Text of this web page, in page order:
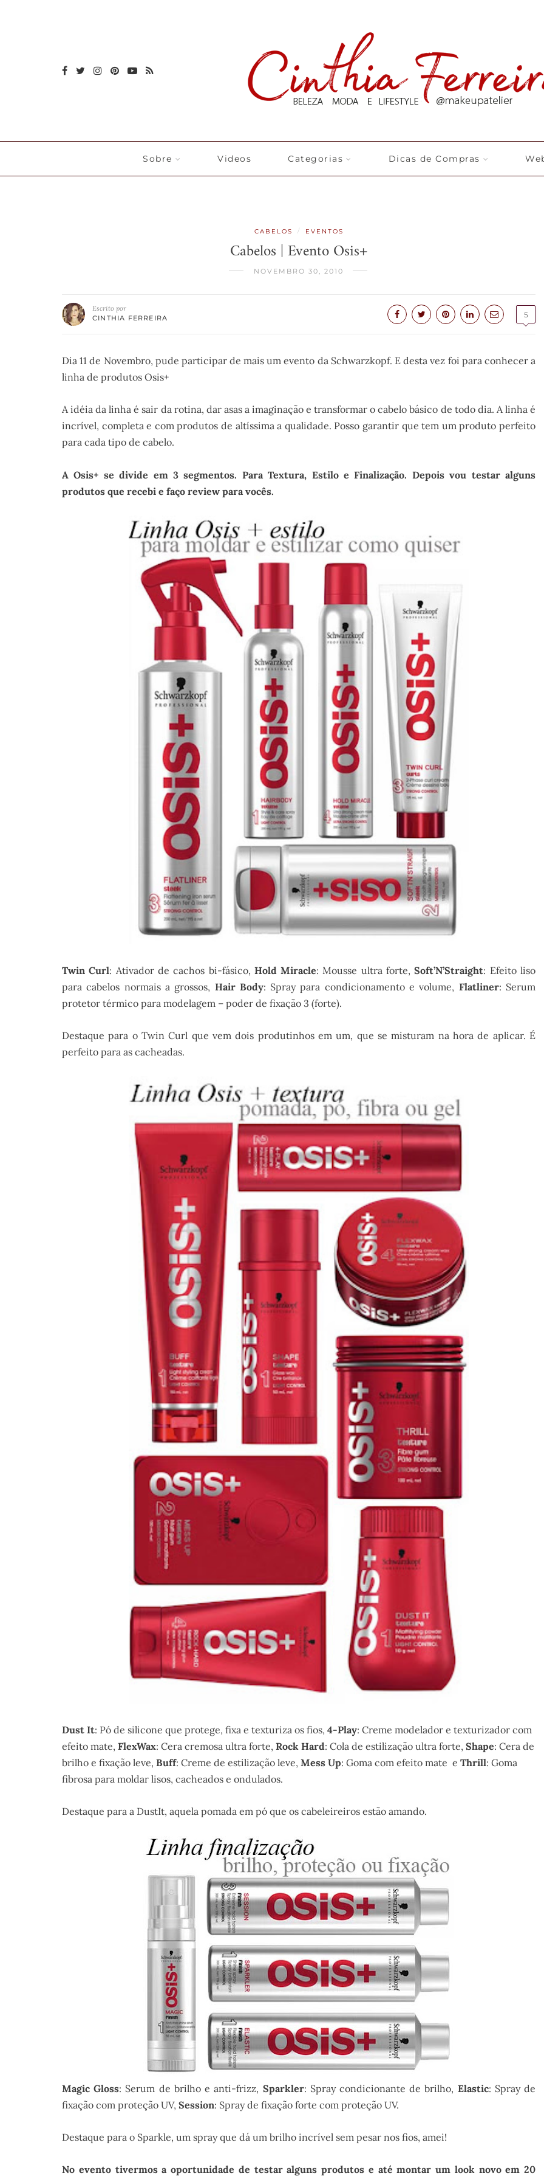
Sobre Videos Categorias Dicas de Compras
CABELOS / EVENTOS
Cabelos | Evento Osis+
NOVEMBRO 30, 2010
Escrito por
CINTHIA FERREIRA
5
Dia 11 de Novembro, pude participar de mais um evento da Schwarzkopf. E desta vez foi para conhecer a
linha de produtos Osis+
A idéia da linha é sair da rotina, dar asas a imaginação e transformar o cabelo básico de todo dia. A linha é
incrível, completa e com produtos de altíssima a qualidade. Posso garantir que tem um produto perfeito
para cada tipo de cabelo.
A Osis+ se divide em 3 segmentos. Para Textura, Estilo e Finalização. Depois vou testar alguns
produtos que recebi e faço review para vocês.
Twin Curl: Ativador de cachos bi-fásico, Hold Miracle: Mousse ultra forte, Soft’N’Straight: Efeito liso
para cabelos normais a grossos, Hair Body: Spray para condicionamento e volume, Flatliner: Serum
protetor térmico para modelagem – poder de fixação 3 (forte).
Destaque para o Twin Curl que vem dois produtinhos em um, que se misturam na hora de aplicar. É
perfeito para as cacheadas.
Dust It: Pó de silicone que protege, fixa e texturiza os fios, 4-Play: Creme modelador e texturizador com
efeito mate, FlexWax: Cera cremosa ultra forte, Rock Hard: Cola de estilização ultra forte, Shape: Cera de
brilho e fixação leve, Buff: Creme de estilização leve, Mess Up: Goma com efeito mate e Thrill: Goma
fibrosa para moldar lisos, cacheados e ondulados.
Destaque para a DustIt, aquela pomada em pó que os cabeleireiros estão amando.
Magic Gloss: Serum de brilho e anti-frizz, Sparkler: Spray condicionante de brilho, Elastic: Spray de
fixação com proteção UV, Session: Spray de fixação forte com proteção UV.
Destaque para o Sparkle, um spray que dá um brilho incrível sem pesar nos fios, amei!
No evento tivermos a oportunidade de testar alguns produtos e até montar um look novo em 20